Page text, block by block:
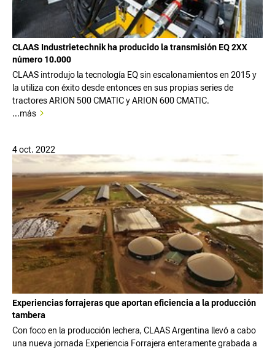
CLAAS Industrietechnik ha producido la transmisión EQ 2XX
número 10.000
CLAAS introdujo la tecnología EQ sin escalonamientos en 2015 y
la utiliza con éxito desde entonces en sus propias series de
tractores ARION 500 CMATIC y ARION 600 CMATIC.
...más
4 oct. 2022
Experiencias forrajeras que aportan eficiencia a la producción
tambera
Con foco en la producción lechera, CLAAS Argentina llevó a cabo
una nueva jornada Experiencia Forrajera enteramente grabada a